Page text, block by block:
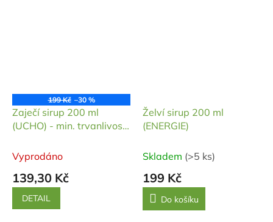
199 Kč –30 %
Zaječí sirup 200 ml
(UCHO) - min. trvanlivost
Vyprodáno
139,30 Kč
DETAIL
Želví sirup 200 ml
(ENERGIE)
Skladem (>5 ks)
199 Kč
Do košíku